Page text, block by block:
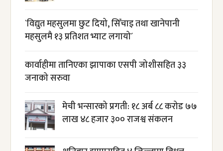
`विद्युत महसुलमा छुट दियो, सिँचाइ तथा खानेपानी
महसुलमै १३ प्रतिशत भ्याट लगायो´
कार्वाहीमा तानिएका झापाका एसपी जोशीसहित ३३
जनाको सरुवा
मेची भन्सारको प्रगती: १८ अर्ब ८८ करोड ७७
लाख ४८ हजार ३०० राजश्व संकलन